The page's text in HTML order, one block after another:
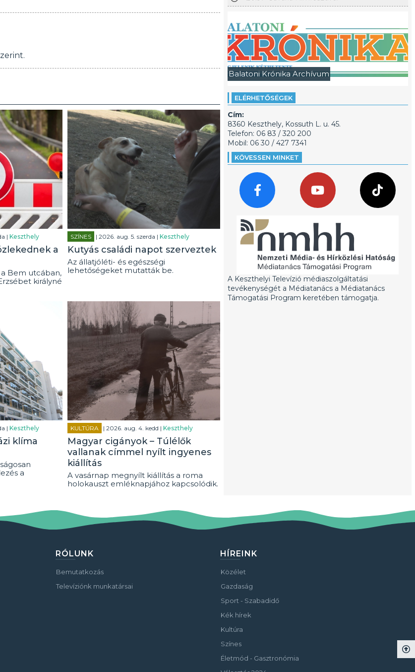
| Keszthely
a
Bem utcában,
királyné
SZÍNES | 2026. aug. 5. szerda | Keszthely
Kutyás családi napot szerveztek
Az állatjóléti- és egészségi
lehetőségeket mutatták be.
| Keszthely
klíma
a
KULTÚRA | 2026. aug. 4. kedd | Keszthely
Magyar cigányok – Túlélők
vallanak címmel nyílt ingyenes
kiállítás
A vasárnap megnyílt kiállítás a roma
holokauszt emléknapjához kapcsolódik.
Balatoni Krónika Archívum
ELÉRHETŐSÉGEK
Cím:
8360 Keszthely, Kossuth L. u. 45.
Telefon: 06 83 / 320 200
Mobil: 06 30 / 427 7341
KÖVESSEN MINKET
A Keszthelyi Televízió médiaszolgáltatási
tevékenységét a Médiatanács a Médiatanács
Támogatási Program keretében támogatja.
RÓLUNK
Bemutatkozás
Televíziónk munkatársai
HÍREINK
Közélet
Gazdaság
Sport - Szabadidő
Kék hírek
Kultúra
Színes
Életmód - Gasztronómia